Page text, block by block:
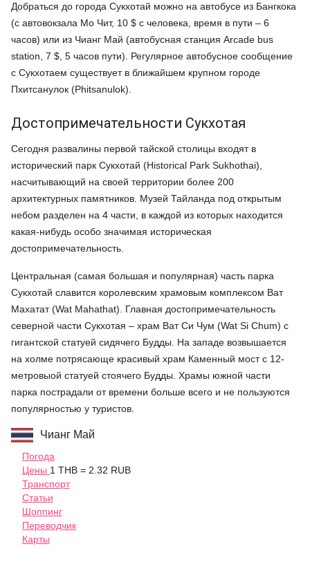
Добраться до города Сукхотай можно на автобусе из Бангкока
(с автовокзала Мо Чит, 10 $ с человека, время в пути – 6
часов) или из Чианг Май (автобусная станция Arcade bus
station, 7 $, 5 часов пути). Регулярное автобусное сообщение
с Сукхотаем существует в ближайшем крупном городе
Пхитсанулок (Phitsanulok).
Достопримечательности Сукхотая
Сегодня развалины первой тайской столицы входят в
исторический парк Сукхотай (Historical Park Sukhothai),
насчитывающий на своей территории более 200
архитектурных памятников. Музей Тайланда под открытым
небом разделен на 4 части, в каждой из которых находится
какая-нибудь особо значимая историческая
достопримечательность.
Центральная (самая большая и популярная) часть парка
Сукхотай славится королевским храмовым комплексом Ват
Махатат (Wat Mahathat). Главная достопримечательность
северной части Сукхотая – храм Ват Си Чум (Wat Si Chum) с
гигантской статуей сидячего Будды. На западе возвышается
на холме потрясающе красивый храм Каменный мост с 12-
метровыой статуей стоячего Будды. Храмы южной части
парка пострадали от времени больше всего и не пользуются
популярностью у туристов.
Чианг Май
Погода
Цены 1 THB = 2.32 RUB
Транспорт
Статьи
Шоппинг
Переводчик
Карты